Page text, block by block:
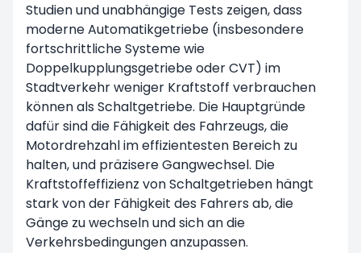
Studien und unabhängige Tests zeigen, dass
moderne Automatikgetriebe (insbesondere
fortschrittliche Systeme wie
Doppelkupplungsgetriebe oder CVT) im
Stadtverkehr weniger Kraftstoff verbrauchen
können als Schaltgetriebe. Die Hauptgründe
dafür sind die Fähigkeit des Fahrzeugs, die
Motordrehzahl im effizientesten Bereich zu
halten, und präzisere Gangwechsel. Die
Kraftstoffeffizienz von Schaltgetrieben hängt
stark von der Fähigkeit des Fahrers ab, die
Gänge zu wechseln und sich an die
Verkehrsbedingungen anzupassen.